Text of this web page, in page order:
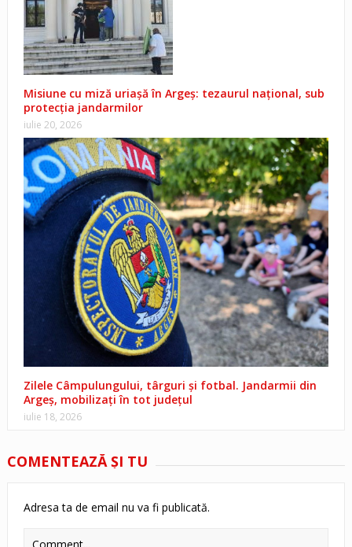
Misiune cu miză uriașă în Argeș: tezaurul național, sub
protecția jandarmilor
iulie 20, 2026
Zilele Câmpulungului, târguri și fotbal. Jandarmii din
Argeș, mobilizați în tot județul
iulie 18, 2026
COMENTEAZĂ ŞI TU
Adresa ta de email nu va fi publicată.